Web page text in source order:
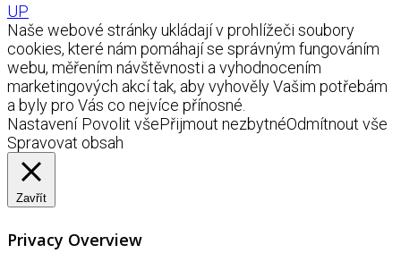
UP
Naše webové stránky ukládají v prohlížeči soubory
cookies, které nám pomáhají se správným fungováním
webu, měřením návštěvnosti a vyhodnocením
marketingových akcí tak, aby vyhověly Vašim potřebám
a byly pro Vás co nejvíce přínosné.
Nastavení Povolit všePřijmout nezbytnéOdmítnout vše
Spravovat obsah
Zavřít
Privacy Overview